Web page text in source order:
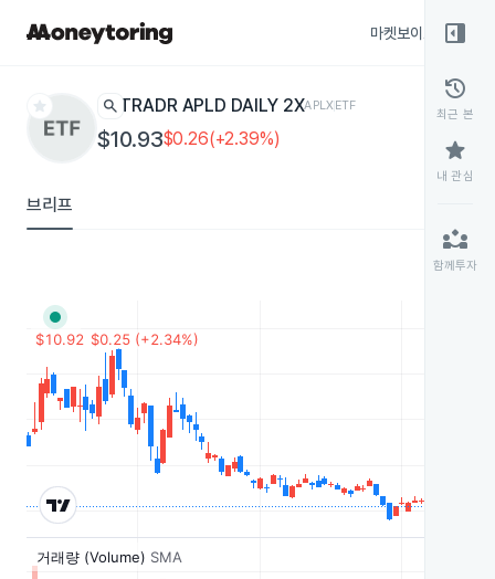
마켓보이스
star search TRADR APLD DAILY 2XAPLXETF
$10.93$0.26(+2.39%)
브리프
right_panel_open
history
최근 본
star
내 관심
partner_exchange
함께투자